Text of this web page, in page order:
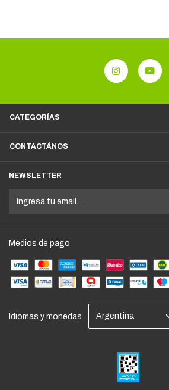
CATEGORÍAS
CONTACTÁNOS
NEWSLETTER
Medios de pago
Idiomas y monedas